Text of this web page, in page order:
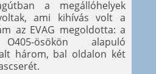
a megállóhelyek
ami kihívás volt a
az EVAG megoldotta: a
O405-ösökön alapuló
három, bal oldalon két